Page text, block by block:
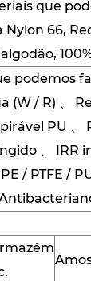
que
66,
podemos
(W / R) 、
PU
、 IRR
/ PTFE /